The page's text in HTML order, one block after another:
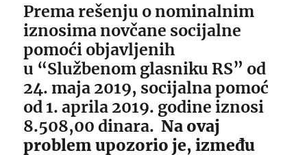
Prema rešenju o nominalnim
iznosima novčane socijalne
pomoći objavljenih
u “Službenom glasniku RS” od
24. maja 2019, socijalna pomoć
od 1. aprila 2019. godine iznosi
8.508,00 dinara. Na ovaj
problem upozorio je, između